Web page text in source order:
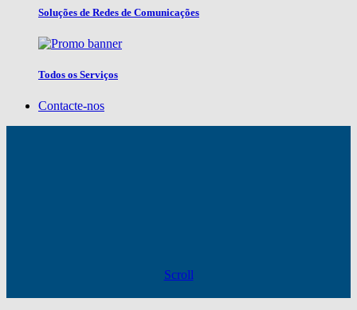
Soluções de Redes de Comunicações
Todos os Serviços
Contacte-nos
Scroll